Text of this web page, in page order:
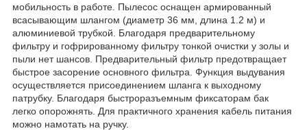
мобильность в работе. Пылесос оснащен армированный
всасывающим шлангом (диаметр 36 мм, длина 1.2 м) и
алюминиевой трубкой. Благодаря предварительному
фильтру и гофрированному фильтру тонкой очистки у золы и
пыли нет шансов. Предварительный фильтр предотвращает
быстрое засорение основного фильтра. Функция выдувания
осуществляется присоединением шланга к выходному
патрубку. Благодаря быстроразъемным фиксаторам бак
легко опорожнять. Для практичного хранения кабель питания
можно намотать на ручку.